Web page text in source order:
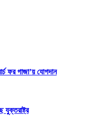
ফর গাজা’য় যোগদান
যুক্তরাষ্ট্র